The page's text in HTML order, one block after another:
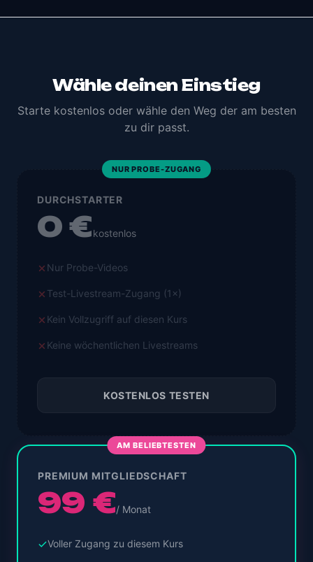
Wähle deinen Einstieg
Starte kostenlos oder wähle den Weg der am besten
zu dir passt.
NUR PROBE-ZUGANG
DURCHSTARTER
0 €kostenlos
Nur Probe-Videos
Test-Livestream-Zugang (1×)
Kein Vollzugriff auf diesen Kurs
Keine wöchentlichen Livestreams
KOSTENLOS TESTEN
AM BELIEBTESTEN
PREMIUM MITGLIEDSCHAFT
99 €/ Monat
Voller Zugang zu diesem Kurs